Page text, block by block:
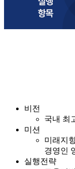
비전
국내 최
미션
미래지
경영인
실행전략